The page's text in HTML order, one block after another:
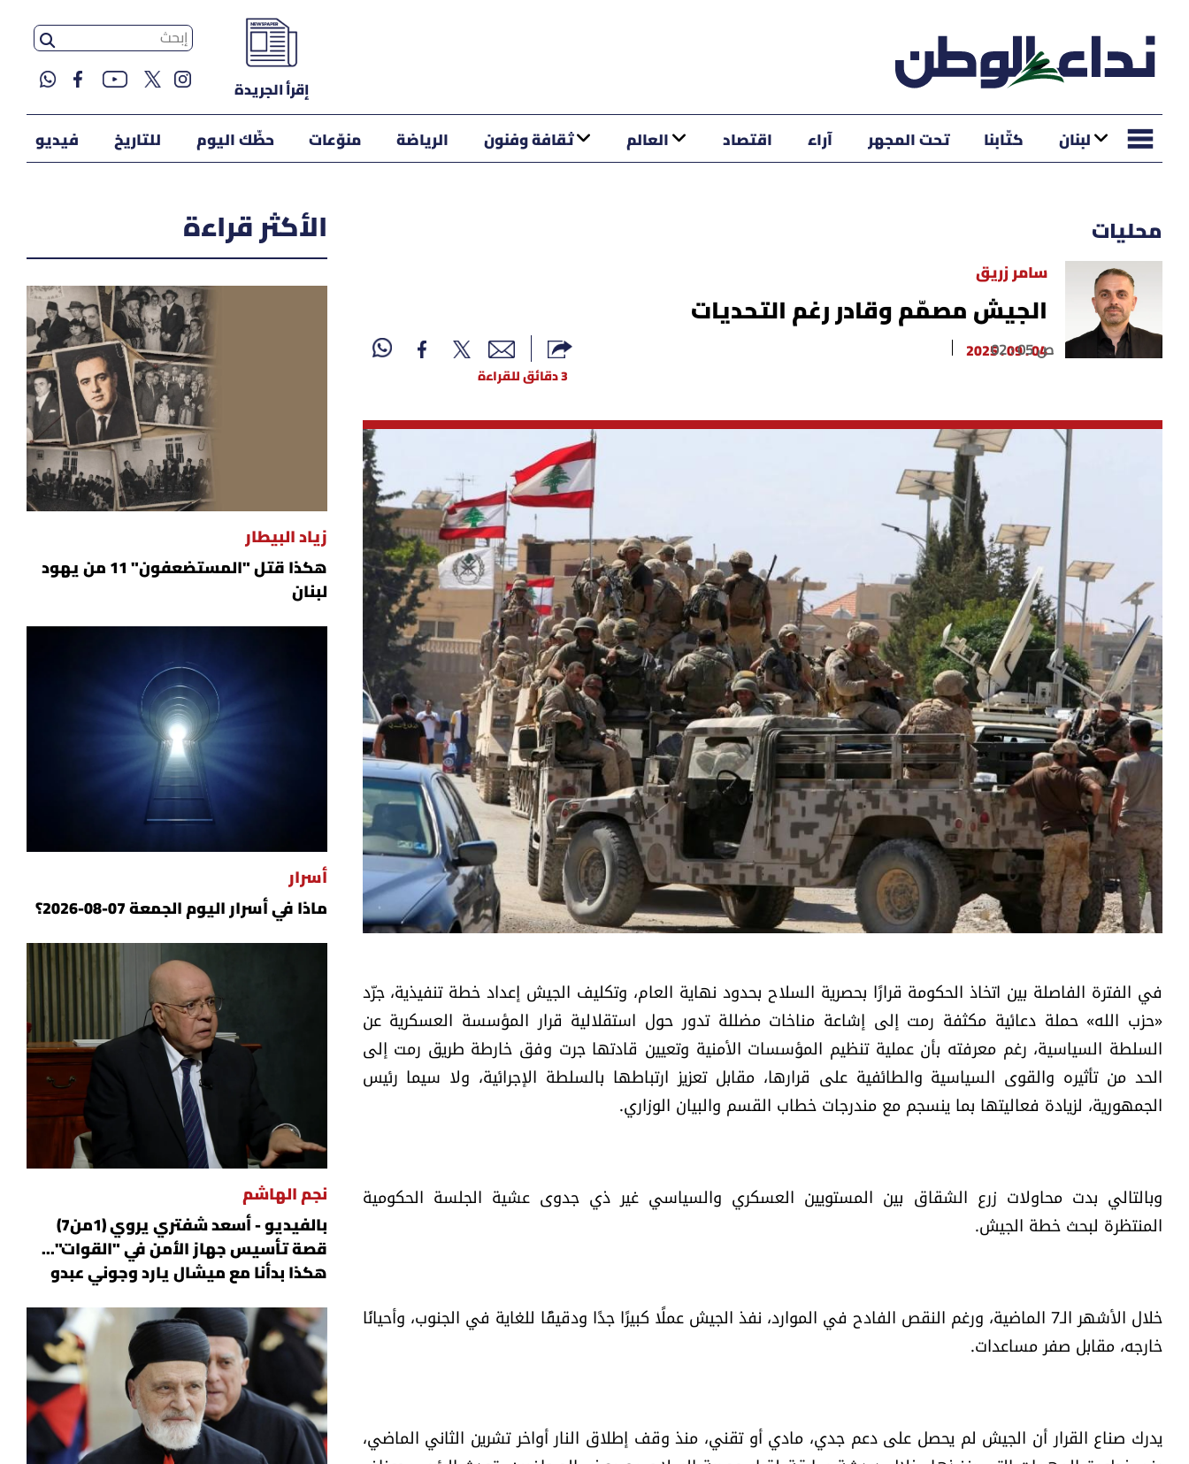
إقرأ الجريدة
لبنان كتّابنا تحت المجهر آراء اقتصاد العالم ثقافة وفنون الرياضة منوّعات حظّك اليوم للتاريخ فيديو
محليات
سامر زريق
الجيش مصمّم وقادر رغم التحديات
04 . 09 . 2025
02 : 05 ص
3 دقائق للقراءة
في الفترة الفاصلة بين اتخاذ الحكومة قرارًا بحصرية السلاح بحدود نهاية العام، وتكليف الجيش إعداد خطة تنفيذية، جرّد
«حزب الله» حملة دعائية مكثفة رمت إلى إشاعة مناخات مضللة تدور حول استقلالية قرار المؤسسة العسكرية عن
السلطة السياسية، رغم معرفته بأن عملية تنظيم المؤسسات الأمنية وتعيين قادتها جرت وفق خارطة طريق رمت إلى
الحد من تأثيره والقوى السياسية والطائفية على قرارها، مقابل تعزيز ارتباطها بالسلطة الإجرائية، ولا سيما رئيس
الجمهورية، لزيادة فعاليتها بما ينسجم مع مندرجات خطاب القسم والبيان الوزاري.
وبالتالي بدت محاولات زرع الشقاق بين المستويين العسكري والسياسي غير ذي جدوى عشية الجلسة الحكومية
المنتظرة لبحث خطة الجيش.
خلال الأشهر الـ7 الماضية، ورغم النقص الفادح في الموارد، نفذ الجيش عملًا كبيرًا جدًا ودقيقًا للغاية في الجنوب، وأحيانًا
خارجه، مقابل صفر مساعدات.
يدرك صناع القرار أن الجيش لم يحصل على دعم جدي، مادي أو تقني، منذ وقف إطلاق النار أواخر تشرين الثاني الماضي،
الأكثر قراءة
زياد البيطار
هكذا قتل "المستضعفون" 11 من يهود
لبنان
أسرار
ماذا في أسرار اليوم الجمعة 07-08-2026؟
نجم الهاشم
بالفيديو - أسعد شفتري يروي (1من7)
قصة تأسيس جهاز الأمن في "القوات"...
هكذا بدأنا مع ميشال يارد وجوني عبدو